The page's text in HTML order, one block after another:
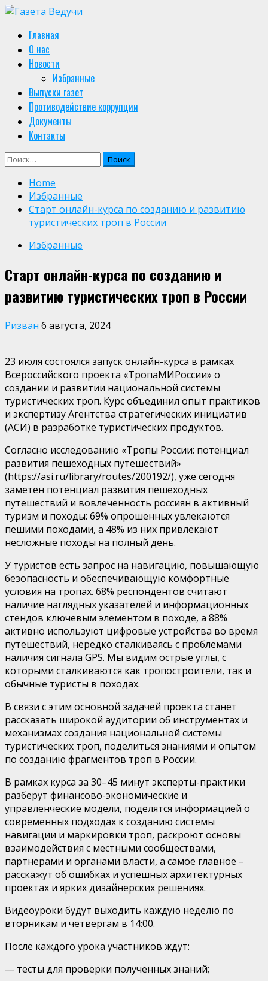
Skip
content
Primary
Menu
Главная
О нас
Новости
Избранные
Выпуски газет
Противодействие коррупции
Документы
Контакты
Найти:
Home
Избранные
Старт онлайн-курса по созданию и развитию
туристических троп в России
Избранные
Старт онлайн-курса по созданию и
развитию туристических троп в России
Ризван 6 августа, 2024
23 июля состоялся запуск онлайн-курса в рамках
Всероссийского проекта «ТропаМИРоссии» о
создании и развитии национальной системы
туристических троп. Курс объединил опыт практиков
и экспертизу Агентства стратегических инициатив
(АСИ) в разработке туристических продуктов.
Согласно исследованию «Тропы России: потенциал
развития пешеходных путешествий»
(https://asi.ru/library/routes/200192/), уже сегодня
заметен потенциал развития пешеходных
путешествий и вовлеченность россиян в активный
туризм и походы: 69% опрошенных увлекаются
пешими походами, а 48% из них привлекают
несложные походы на полный день.
У туристов есть запрос на навигацию, повышающую
безопасность и обеспечивающую комфортные
условия на тропах. 68% респондентов считают
наличие наглядных указателей и информационных
стендов ключевым элементом в походе, а 88%
активно используют цифровые устройства во время
путешествий, нередко сталкиваясь с проблемами
наличия сигнала GPS. Мы видим острые углы, с
которыми сталкиваются как тропостроители, так и
обычные туристы в походах.
В связи с этим основной задачей проекта станет
рассказать широкой аудитории об инструментах и
механизмах создания национальной системы
туристических троп, поделиться знаниями и опытом
по созданию фрагментов троп в России.
В рамках курса за 30–45 минут эксперты-практики
разберут финансово-экономические и
управленческие модели, поделятся информацией о
современных подходах к созданию системы
навигации и маркировки троп, раскроют основы
взаимодействия с местными сообществами,
партнерами и органами власти, а самое главное –
расскажут об ошибках и успешных архитектурных
проектах и ярких дизайнерских решениях.
Видеоуроки будут выходить каждую неделю по
вторникам и четвергам в 14:00.
После каждого урока участников ждут:
— тесты для проверки полученных знаний;